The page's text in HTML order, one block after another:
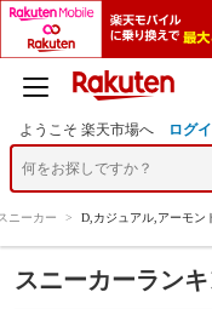
ようこそ 楽天市場へ ログ
ニーカー > D,カジュアル,アーモン
スニーカーラン